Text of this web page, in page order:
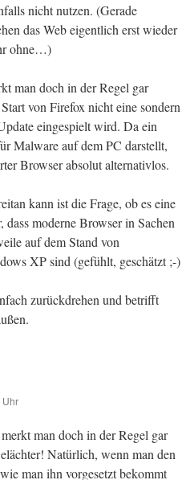
nicht nutzen. (Gerade
das Web eigentlich erst wieder
ohne…)
man doch in der Regel gar
von Firefox nicht eine sondern
eingespielt wird. Da ein
Malware auf dem PC darstellt,
Browser absolut alternativlos.
kann ist die Frage, ob es eine
moderne Browser in Sachen
auf dem Stand von
XP sind (gefühlt, geschätzt ;-)
zurückdrehen und betrifft
Uhr
man doch in der Regel gar
Natürlich, wenn man den
man ihn vorgesetzt bekommt